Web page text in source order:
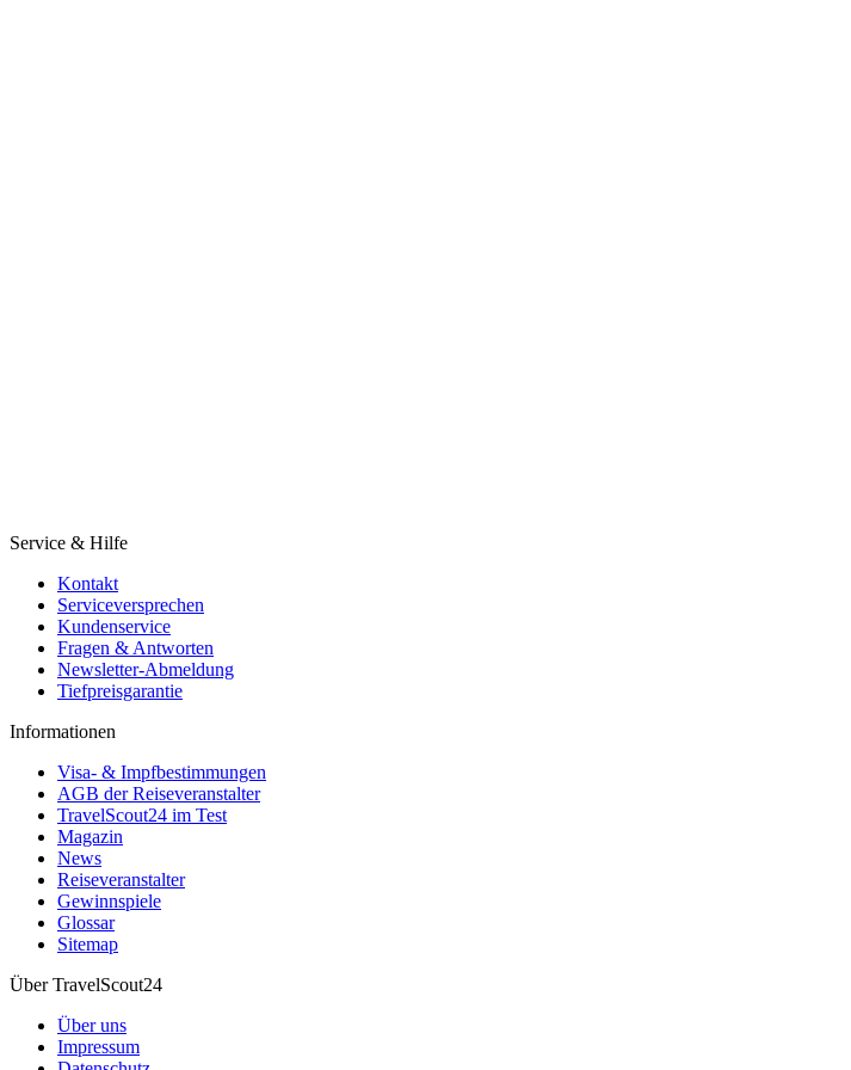
Service & Hilfe
Kontakt
Serviceversprechen
Kundenservice
Fragen & Antworten
Newsletter-Abmeldung
Tiefpreisgarantie
Informationen
Visa- & Impfbestimmungen
AGB der Reiseveranstalter
TravelScout24 im Test
Magazin
News
Reiseveranstalter
Gewinnspiele
Glossar
Sitemap
Über TravelScout24
Über uns
Impressum